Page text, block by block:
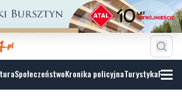
SpołeczeństwoKronika policyjnaTurystyka